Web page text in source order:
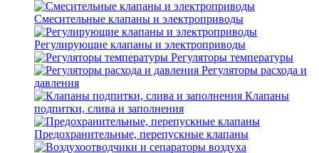
Смесительные клапаны и электроприводы
Регулирующие клапаны и электроприводы
Регуляторы температуры
Регуляторы расхода и
давления
Клапаны
подпитки, слива и заполнения
Предохранительные, перепускные клапаны